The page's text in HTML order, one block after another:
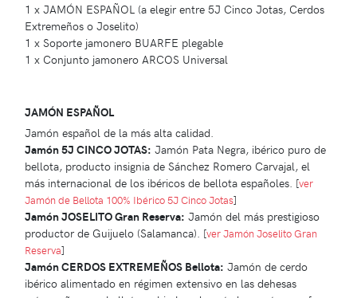
1 x JAMÓN ESPAÑOL (a elegir entre 5J Cinco Jotas, Cerdos
Extremeños o Joselito)
1 x Soporte jamonero BUARFE plegable
1 x Conjunto jamonero ARCOS Universal
JAMÓN ESPAÑOL
Jamón español de la más alta calidad.
Jamón 5J CINCO JOTAS: Jamón Pata Negra, ibérico puro de
bellota, producto insignia de Sánchez Romero Carvajal, el
más internacional de los ibéricos de bellota españoles. [ver
Jamón de Bellota 100% Ibérico 5J Cinco Jotas]
Jamón JOSELITO Gran Reserva: Jamón del más prestigioso
productor de Guijuelo (Salamanca). [ver Jamón Joselito Gran
Reserva]
Jamón CERDOS EXTREMEÑOS Bellota: Jamón de cerdo
ibérico alimentado en régimen extensivo en las dehesas